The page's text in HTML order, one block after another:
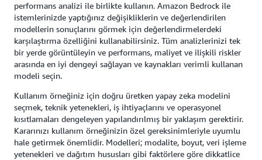
performans analizi ile birlikte kullanın. Amazon Bedrock ile
istemlerinizde yaptığınız değişikliklerin ve değerlendirilen
modellerin sonuçlarını görmek için değerlendirmelerdeki
karşılaştırma özelliğini kullanabilirsiniz. Tüm analizlerinizi tek
bir yerde görüntüleyin ve performans, maliyet ve ilişkili riskler
arasında en iyi dengeyi sağlayan ve kaynakları verimli kullanan
modeli seçin.
Kullanım örneğiniz için doğru üretken yapay zeka modelini
seçmek, teknik yetenekleri, iş ihtiyaçlarını ve operasyonel
kısıtlamaları dengeleyen yapılandırılmış bir yaklaşım gerektirir.
Kararınızı kullanım örneğinizin özel gereksinimleriyle uyumlu
hale getirmek önemlidir. Modelleri; modalite, boyut, veri işleme
yetenekleri ve dağıtım hususları gibi faktörlere göre dikkatlice